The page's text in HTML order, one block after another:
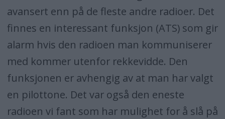
avansert enn på de fleste andre radioer. Det
finnes en interessant funksjon (ATS) som gir
alarm hvis den radioen man kommuniserer
med kommer utenfor rekkevidde. Den
funksjonen er avhengig av at man har valgt
en pilottone. Det var også den eneste
radioen vi fant som har mulighet for å slå på